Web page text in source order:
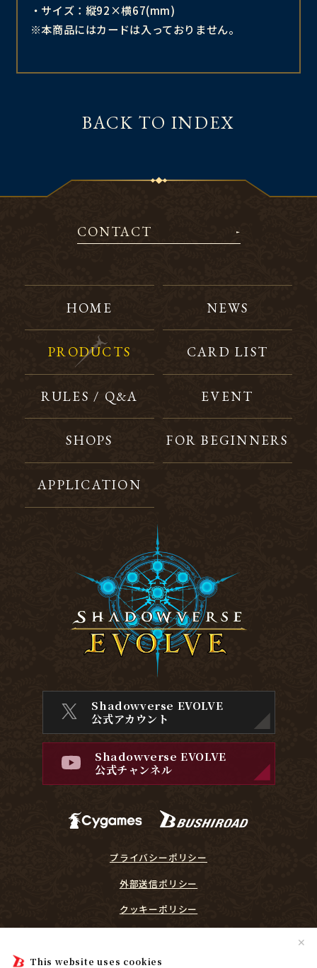
This website uses cookies
✕
・サイズ：縦92×横67(mm)
※本商品にはカードは入っておりません。
BACK TO INDEX
CONTACT
HOME NEWS
PRODUCTS CARD LIST
RULES / Q&A EVENT
SHOPS FOR BEGINNERS
APPLICATION
Shadowverse EVOLVE
公式アカウント
Shadowverse EVOLVE
公式チャンネル
プライバシーポリシー
外部送信ポリシー
クッキーポリシー
プレイヤーリスペクト宣言